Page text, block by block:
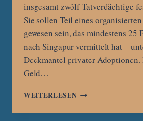
insgesamt zwölf Tatverdächtige
Sie sollen Teil eines
gewesen sein, das mindestens 25
nach Singapur vermittelt hat –
Deckmantel privater Adoptionen.
Geld…
WEITERLESENINDONESISCHE
ZERSCHLÄGT